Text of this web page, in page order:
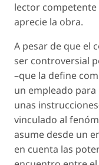
lector
aprecie la obra.
A pesar de que el
ser controversial
–que la define
un empleado
unas
vinculado al
asume desde un
en cuenta las